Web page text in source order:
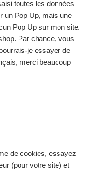
toutes les données
un Pop Up, mais une
Pop Up sur mon site.
Par chance, vous
je essayer de
merci beaucoup
de cookies, essayez
(pour votre site) et